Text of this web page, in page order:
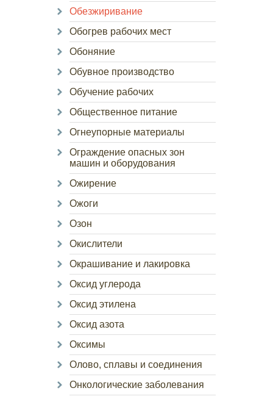
Обезжиривание
Обогрев рабочих мест
Обоняние
Обувное производство
Обучение рабочих
Общественное питание
Огнеупорные материалы
Ограждение опасных зон
машин и оборудования
Ожирение
Ожоги
Озон
Окислители
Окрашивание и лакировка
Оксид углерода
Оксид этилена
Оксид азота
Оксимы
Олово, сплавы и соединения
Онкологические заболевания